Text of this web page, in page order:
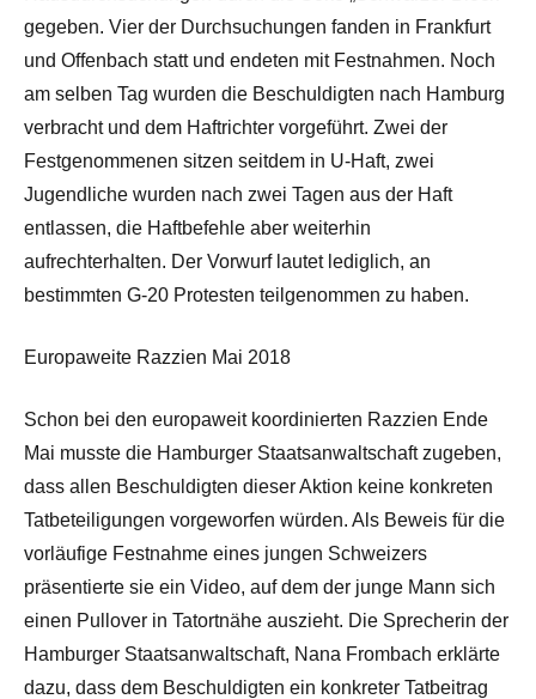
gegeben. Vier der Durchsuchungen fanden in Frankfurt
und Offenbach statt und endeten mit Festnahmen. Noch
am selben Tag wurden die Beschuldigten nach Hamburg
verbracht und dem Haftrichter vorgeführt. Zwei der
Festgenommenen sitzen seitdem in U-Haft, zwei
Jugendliche wurden nach zwei Tagen aus der Haft
entlassen, die Haftbefehle aber weiterhin
aufrechterhalten. Der Vorwurf lautet lediglich, an
bestimmten G-20 Protesten teilgenommen zu haben.
Europaweite Razzien Mai 2018
Schon bei den europaweit koordinierten Razzien Ende
Mai musste die Hamburger Staatsanwaltschaft zugeben,
dass allen Beschuldigten dieser Aktion keine konkreten
Tatbeteiligungen vorgeworfen würden. Als Beweis für die
vorläufige Festnahme eines jungen Schweizers
präsentierte sie ein Video, auf dem der junge Mann sich
einen Pullover in Tatortnähe auszieht. Die Sprecherin der
Hamburger Staatsanwaltschaft, Nana Frombach erklärte
dazu, dass dem Beschuldigten ein konkreter Tatbeitrag